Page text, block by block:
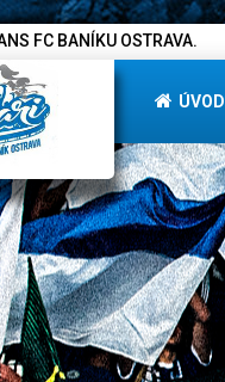
FC BANÍKU OSTRAVA.
ÚVOD